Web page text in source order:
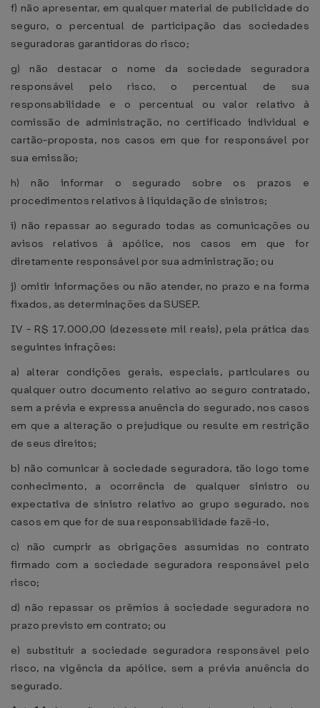
f) não apresentar, em qualquer material de publicidade do
seguro, o percentual de participação das sociedades
seguradoras garantidoras do risco;
g) não destacar o nome da sociedade seguradora
responsável pelo risco, o percentual de sua
responsabilidade e o percentual ou valor relativo à
comissão de administração, no certificado individual e
cartão-proposta, nos casos em que for responsável por
sua emissão;
h) não informar o segurado sobre os prazos e
procedimentos relativos à liquidação de sinistros;
i) não repassar ao segurado todas as comunicações ou
avisos relativos à apólice, nos casos em que for
diretamente responsável por sua administração; ou
j) omitir informações ou não atender, no prazo e na forma
fixados, as determinações da SUSEP.
IV - R$ 17.000,00 (dezessete mil reais), pela prática das
seguintes infrações:
a) alterar condições gerais, especiais, particulares ou
qualquer outro documento relativo ao seguro contratado,
sem a prévia e expressa anuência do segurado, nos casos
em que a alteração o prejudique ou resulte em restrição
de seus direitos;
b) não comunicar à sociedade seguradora, tão logo tome
conhecimento, a ocorrência de qualquer sinistro ou
expectativa de sinistro relativo ao grupo segurado, nos
casos em que for de sua responsabilidade fazê-lo,
c) não cumprir as obrigações assumidas no contrato
firmado com a sociedade seguradora responsável pelo
risco;
d) não repassar os prêmios à sociedade seguradora no
prazo previsto em contrato; ou
e) substituir a sociedade seguradora responsável pelo
risco, na vigência da apólice, sem a prévia anuência do
segurado.